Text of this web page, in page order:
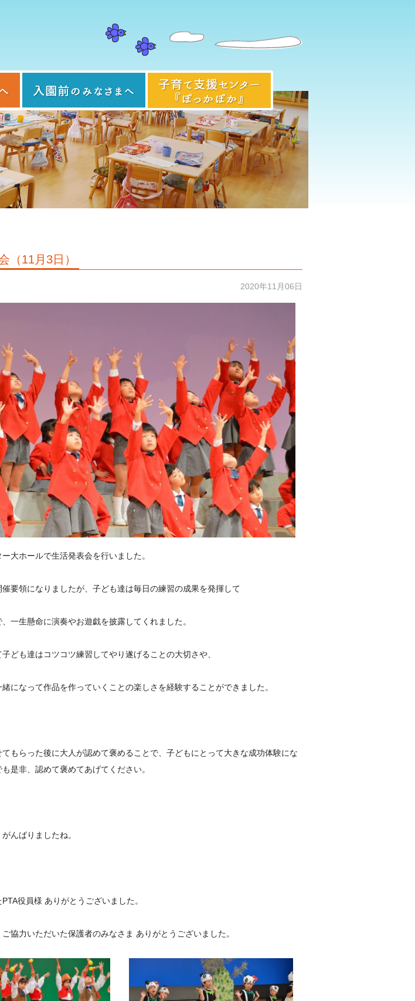
在園児のみなさまへ 入園前のみなさまへ
（11月3日）
2020年11月06日
大ホールで生活発表会を行いました。
要領になりましたが、子ども達は毎日の練習の成果を発揮して
一生懸命に演奏やお遊戯を披露してくれました。
ども達はコツコツ練習してやり遂げることの大切さや、
になって作品を作っていくことの楽しさを経験することができました。
もらった後に大人が認めて褒めることで、子どもにとって大きな成功体験にな
是非、認めて褒めてあげてください。
んばりましたね。
役員様 ありがとうございました。
協力いただいた保護者のみなさま ありがとうございました。